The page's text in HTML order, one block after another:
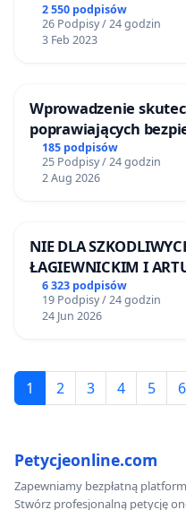
2 550 podpisów
26 Podpisy / 24 godzin
3 Feb 2023
Wprowadzenie
poprawiających
Żeromskiego w
185 podpisów
25 Podpisy / 24 godzin
2 Aug 2026
NIE DLA
ŁAGIEWNICKIM I
6 323 podpisów
19 Podpisy / 24 godzin
24 Jun 2026
1 2 3 4 5 6
Petycjeonline.com
Zapewniamy bezpłatną
Stwórz profesjonalną petycję